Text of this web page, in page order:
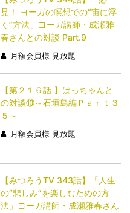
見！ ヨーガの瞑想での“宙に浮
く”方法」ヨーガ講師・成瀬雅
春さんとの対談 Part.9
月額会員様 見放題
【第２１６話 】はっちゃんと
の対談⑩～石垣島編Ｐａｒｔ３
５～
月額会員様 見放題
【みつろうTV 343話】「​​​​​​​人生
の“悲しみ”を楽しむための方
法」ヨーガ講師・成瀬雅春さん